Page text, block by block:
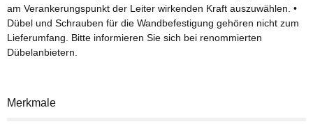
am Verankerungspunkt der Leiter wirkenden Kraft auszuwählen. •
Dübel und Schrauben für die Wandbefestigung gehören nicht zum
Lieferumfang. Bitte informieren Sie sich bei renommierten
Dübelanbietern.
Merkmale